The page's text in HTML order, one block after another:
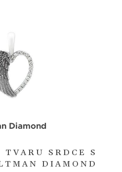
SRDCE S
DIAMOND
Diamond